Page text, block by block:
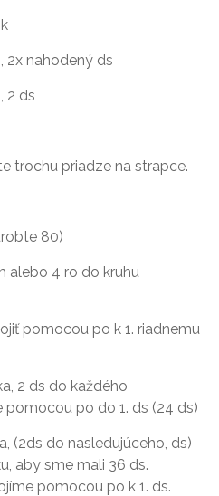
2x nahodený ds
2 ds
trochu priadze na strapce.
80)
alebo 4 ro do kruhu
pomocou po k 1. riadnemu
2 ds do každého
pomocou po do 1. ds (24 ds)
(2ds do nasledujúceho, ds)
aby sme mali 36 ds.
pomocou po k 1. ds.